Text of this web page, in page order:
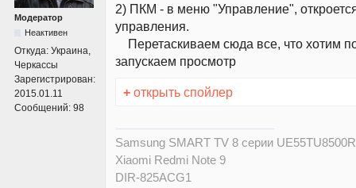
Модератор
Неактивен
Откуда: Украина,
Черкассы
Зарегистрирован:
2015.01.11
Сообщений: 98
2) ПКМ - в меню "Управление",
управления.
Перетаскиваем сюда все, что хотим
запускаем просмотр
+ открыть спойлер
Samsung SMART TV 8 серии
Xiaomi Redmi Note 9
DIR-825ACG1